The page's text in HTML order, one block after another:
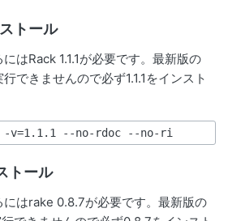
トール
はRack 1.1.1が必要です。最新版の
できませんので必ず1.1.1をインスト
v=1.1.1 --no-rdoc --no-ri
トール
はrake 0.8.7が必要です。最新版の